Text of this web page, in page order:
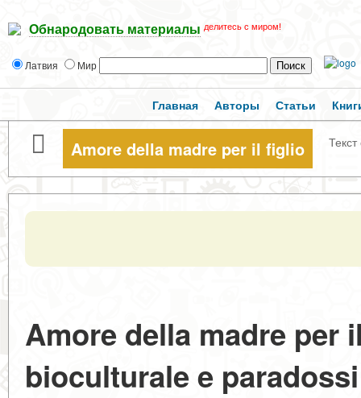
Обнародовать материалы делитесь с миром!
Латвия Мир
Главная Авторы Статьи
Amore della madre per il figlio Текст
Amore della madre per
bioculturale e